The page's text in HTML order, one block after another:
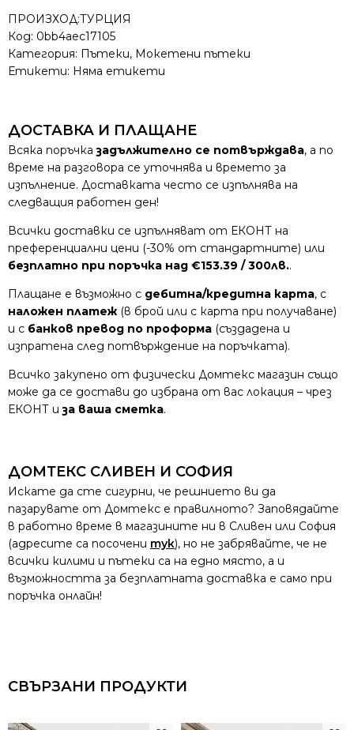
ПРОИЗХОД:ТУРЦИЯ
Код: 0bb4aec17105
Категория: Пътеки, Мокетени пътеки
Етикети: Няма етикети
ДОСТАВКА И ПЛАЩАНЕ
Всяка поръчказадължително се потвърждава, а по
време на разговора се уточнява и времето за
изпълнение. Доставката често се изпълнява на
следващия работен ден!
Всички доставки се изпълняват от ЕКОНТ на
преференциални цени (-30% от стандартните) или
безплатно при поръчка над €153.39 / 300лв..
Плащане е възможно с дебитна/кредитна карта, с
наложен платеж (в брой или с карта при получаване)
и с банков превод по проформа (създадена и
изпратена след потвърждение на поръчката).
Всичко закупено от физически Домтекс магазин също
може да се достави до избрана от вас локация – чрез
ЕКОНТ иза ваша сметка.
ДОМТЕКС СЛИВЕН И СОФИЯ
Искате да сте сигурни, че решнието ви да
пазарувате от Домтекс е правилното? Заповядайте
в работно време в магазините ни в Сливен или София
(адресите са посочени тук), но не забрявайте, че не
всички килими и пътеки са на едно място, а и
възможността за безплатната доставка е само при
поръчка онлайн!
СВЪРЗАНИ ПРОДУКТИ